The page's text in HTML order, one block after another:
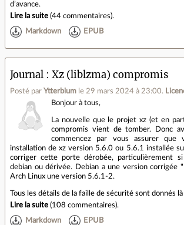
d’avance.
Lire la suite (44 commentaires).
Markdown EPUB
Journal Xz (liblzma) compromis
Posté par Ytterbium le 29 mars 2024 à 23:00.
Bonjour à tous,
La nouvelle que le projet xz (et en
compromis vient de tomber. Donc
commencez par vous assurer que
installation de xz version 5.6.0 ou 5.6.1 installée
corriger cette porte dérobée, particulièrement
debian ou dérivée. Debian a une version corrigée
Arch Linux une version 5.6.1-2.
Tous les détails de la faille de sécurité sont donnés là
Lire la suite (108 commentaires).
Markdown EPUB